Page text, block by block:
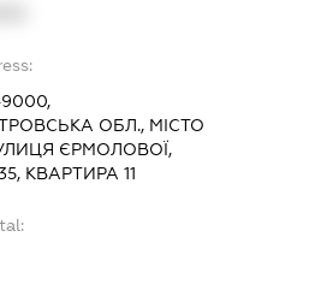
ОБЛ., МІСТО
ЄРМОЛОВОЇ,
КВАРТИРА 11